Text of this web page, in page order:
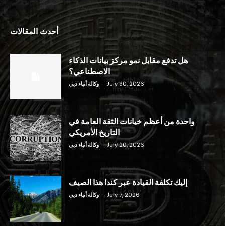
أحدث المقالات
هل تدفع مقابل نمو مركز بيانات الذكاء
الاصطناعي؟
وكالة أنباء دبي - July 30, 2026
واحدة من أعظم خيانات الثقة العامة في
التاريخ الأمريكي
وكالة أنباء دبي - July 20, 2026
إليك تكلفة القيادة عبر كندا هذا الصيف
وكالة أنباء دبي - July 7, 2026